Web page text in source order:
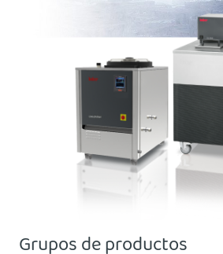
Grupos de productos